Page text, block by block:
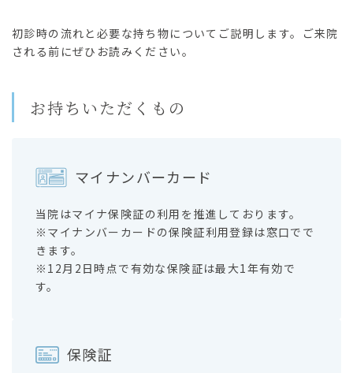
初診時の流れと必要な持ち物についてご説明します。ご来院
される前にぜひお読みください。
お持ちいただくもの
マイナンバーカード
当院はマイナ保険証の利用を推進しております。
※マイナンバーカードの保険証利用登録は窓口でで
きます。
※12月2日時点で有効な保険証は最大1年有効で
す。
保険証